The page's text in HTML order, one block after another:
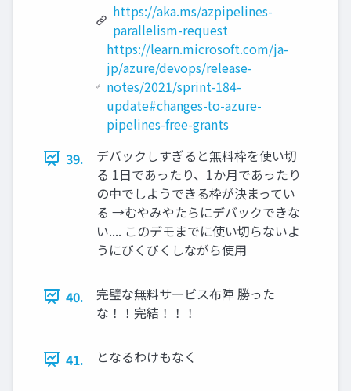
https://aka.ms/azpipelines-
parallelism-request
https://learn.microsoft.com/ja-
jp/azure/devops/release-
notes/2021/sprint-184-
update#changes-to-azure-
pipelines-free-grants
39.
デバックしすぎると無料枠を使い切
る 1日であったり、1か月であったり
の中でしようできる枠が決まってい
る →むやみやたらにデバックできな
い.... このデモまでに使い切らないよ
うにびくびくしながら使用
40.
完璧な無料サービス布陣 勝った
な！！完結！！！
41. となるわけもなく